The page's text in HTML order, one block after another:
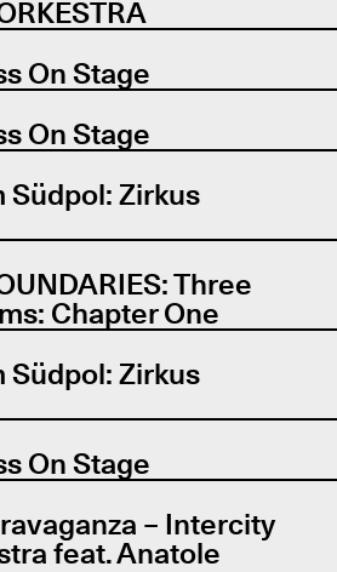
On Stage
On Stage
Südpol: Zirkus
Three
Chapter One
Südpol: Zirkus
On Stage
– Intercity
feat. Anatole